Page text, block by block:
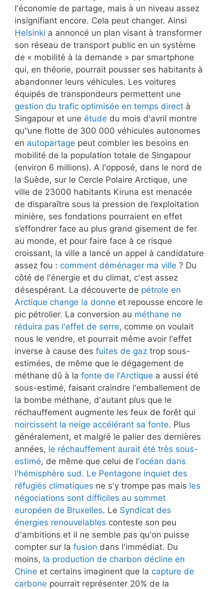
l'économie de partage, mais à un niveau assez
insignifiant encore. Cela peut changer. Ainsi
Helsinki a annoncé un plan visant à transformer
son réseau de transport public en un système
de « mobilité à la demande » par smartphone
qui, en théorie, pourrait pousser ses habitants à
abandonner leurs véhicules. Les voitures
équipés de transpondeurs permettent une
gestion du trafic optimisée en temps direct à
Singapour et une étude du mois d'avril montre
qu'’une flotte de 300 000 véhicules autonomes
en autopartage peut combler les besoins en
mobilité de la population totale de Singapour
(environ 6 millions). A l'opposé, dans le nord de
la Suède, sur le Cercle Polaire Arctique, une
ville de 23000 habitants Kiruna est menacée
de disparaître sous la pression de l’exploitation
minière, ses fondations pourraient en effet
s’effondrer face au plus grand gisement de fer
au monde, et pour faire face à ce risque
croissant, la ville a lancé un appel à candidature
assez fou : comment déménager ma ville ? Du
côté de l'énergie et du climat, c'est assez
désespérant. La découverte de pétrole en
Arctique change la donne et repousse encore le
pic pétrolier. La conversion au méthane ne
réduira pas l'effet de serre, comme on voulait
nous le vendre, et pourrait même avoir l'effet
inverse à cause des fuites de gaz trop sous-
estimées, de même que le dégagement de
méthane dû à la fonte de l'Arctique a aussi été
sous-estimé, faisant craindre l'emballement de
la bombe méthane, d'autant plus que le
réchauffement augmente les feux de forêt qui
noircissent la neige accélérant sa fonte. Plus
généralement, et malgré le palier des dernières
années, le réchauffement aurait été très sous-
estimé, de même que celui de l'océan dans
l'hémisphère sud. Le Pentagone inquiet des
réfugiés climatiques ne s'y trompe pas mais les
négociations sont difficiles au sommet
européen de Bruxelles. Le Syndicat des
énergies renouvelables conteste son peu
d'ambitions et il ne semble pas qu'on puisse
compter sur la fusion dans l'immédiat. Du
moins, la production de charbon décline en
Chine et certains imaginent que la capture de
carbone pourrait représenter 20% de la